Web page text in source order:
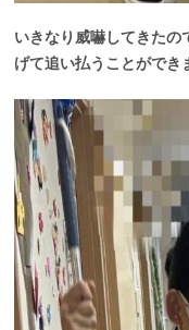
いきなり威嚇してきたの
げて追い払うことができ